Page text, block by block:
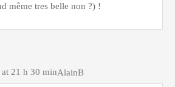
même tres belle non ?) !
AlainB
21 h 30 min